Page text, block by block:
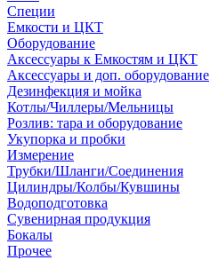
Специи
Емкости и ЦКТ
Оборудование
Аксессуары к Емкостям и ЦКТ
Аксессуары и доп. оборудование
Дезинфекция и мойка
Котлы/Чиллеры/Мельницы
Розлив: тара и оборудование
Укупорка и пробки
Измерение
Трубки/Шланги/Соединения
Цилиндры/Колбы/Кувшины
Водоподготовка
Сувенирная продукция
Бокалы
Прочее